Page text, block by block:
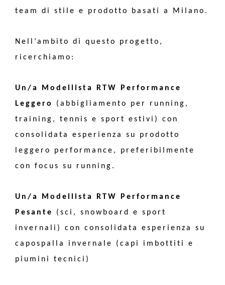
team di stile e prodotto basati a Milano.
Nell’ambito di questo progetto,
ricerchiamo:
Un/a Modellista RTW Performance
Leggero
(abbigliamento per running,
training, tennis e sport estivi) con
consolidata esperienza su prodotto
leggero performance, preferibilmente
con focus su running.
Un/a Modellista RTW Performance
Pesante
(sci, snowboard e sport
invernali) con consolidata esperienza su
capospalla invernale (capi imbottiti e
piumini tecnici)